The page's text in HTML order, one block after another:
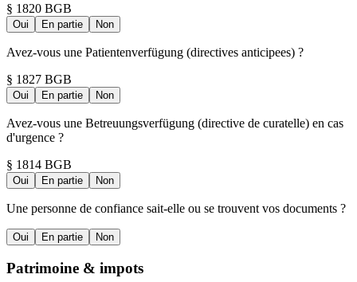
§ 1820 BGB
Oui En partie Non
Avez-vous une Patientenverfügung (directives anticipees) ?
§ 1827 BGB
Oui En partie Non
Avez-vous une Betreuungsverfügung (directive de curatelle) en cas
d'urgence ?
§ 1814 BGB
Oui En partie Non
Une personne de confiance sait-elle ou se trouvent vos documents ?
Oui En partie Non
Patrimoine & impots